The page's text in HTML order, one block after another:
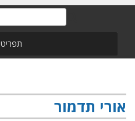
תפריט
אורי תדמור